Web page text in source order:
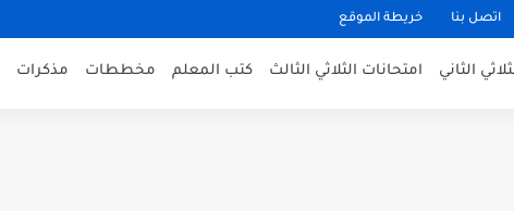
اتصل بنا خريطة الموقع
الثاني امتحانات الثلاثي الثالث كتب المعلم مخططات مذكرات